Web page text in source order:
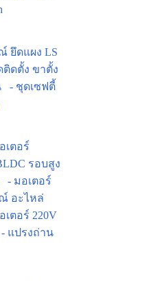
ยึดแผง LS
ติดตั้ง ขาตั้ง
- ชุดเซฟตี้
เตอร์
รอบสูง
- มอเตอร์
อะไหล่
เตอร์ 220V
- แปรงถ่าน